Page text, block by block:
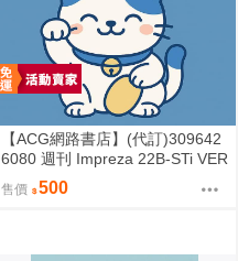
【ACG網路書店】(代訂)309642
6080 週刊 Impreza 22B-STi VER
SION をつくる (2)
售價 500